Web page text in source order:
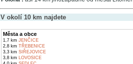
V okolí 10 km najdete
Města a obce
1,7 km JENČICE
2,8 km TŘEBENICE
3,3 km SIŘEJOVICE
3,8 km LOVOSICE